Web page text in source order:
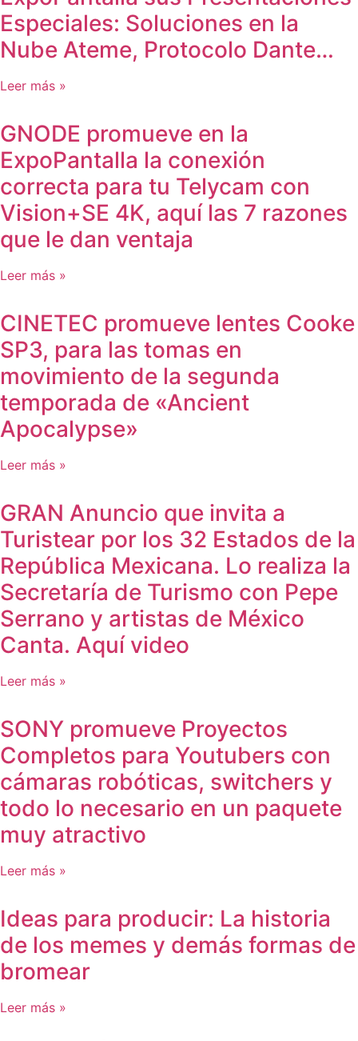
Especiales: Soluciones en la
Nube Ateme, Protocolo Dante…
Leer más »
GNODE promueve en la
ExpoPantalla la conexión
correcta para tu Telycam con
Vision+SE 4K, aquí las 7 razones
que le dan ventaja
Leer más »
CINETEC promueve lentes Cooke
SP3, para las tomas en
movimiento de la segunda
temporada de «Ancient
Apocalypse»
Leer más »
GRAN Anuncio que invita a
Turistear por los 32 Estados de la
República Mexicana. Lo realiza la
Secretaría de Turismo con Pepe
Serrano y artistas de México
Canta. Aquí video
Leer más »
SONY promueve Proyectos
Completos para Youtubers con
cámaras robóticas, switchers y
todo lo necesario en un paquete
muy atractivo
Leer más »
Ideas para producir: La historia
de los memes y demás formas de
bromear
Leer más »